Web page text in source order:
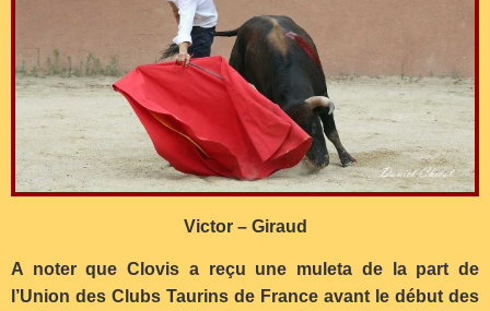
Victor – Giraud
A noter que Clovis a reçu une muleta de la part de
l’Union des Clubs Taurins de France avant le début des